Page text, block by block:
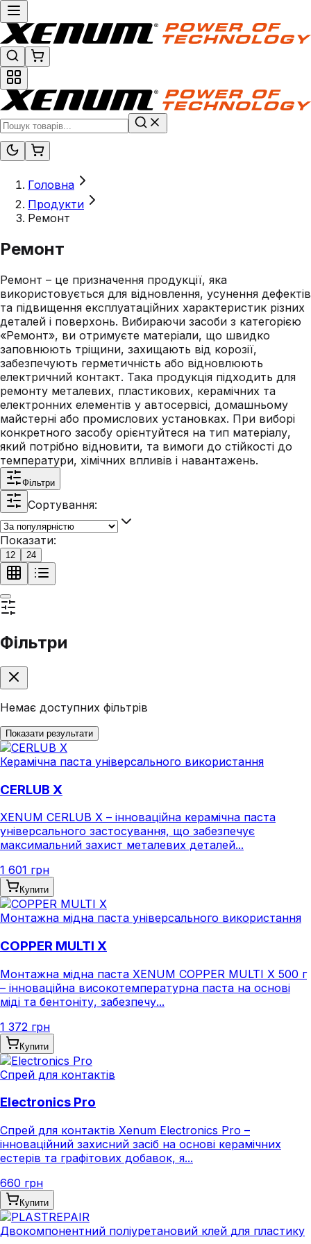
Головна
Продукти
Ремонт
Ремонт
Ремонт – це призначення продукції, яка
використовується для відновлення, усунення дефектів
та підвищення експлуатаційних характеристик різних
деталей і поверхонь. Вибираючи засоби з категорією
«Ремонт», ви отримуєте матеріали, що швидко
заповнюють тріщини, захищають від корозії,
забезпечують герметичність або відновлюють
електричний контакт. Така продукція підходить для
ремонту металевих, пластикових, керамічних та
електронних елементів у автосервісі, домашньому
майстерні або промислових установках. При виборі
конкретного засобу орієнтуйтеся на тип матеріалу,
який потрібно відновити, та вимоги до стійкості до
температури, хімічних впливів і навантажень.
Фільтри
Сортування:
Показати:
12 24
Фільтри
Немає доступних фільтрів
Показати результати
Керамічна паста універсального використання
CERLUB X
XENUM CERLUB X – інноваційна керамічна паста
універсального застосування, що забезпечує
максимальний захист металевих деталей...
1 601 грн
Купити
Монтажна мідна паста універсального використання
COPPER MULTI X
Монтажна мідна паста XENUM COPPER MULTI X 500 г
– інноваційна високотемпературна паста на основі
міді та бентоніту, забезпечу...
1 372 грн
Купити
Спрей для контактів
Electronics Pro
Спрей для контактів Xenum Electronics Pro –
інноваційний захисний засіб на основі керамічних
естерів та графітових добавок, я...
660 грн
Купити
Двокомпонентний поліуретановий клей для пластику